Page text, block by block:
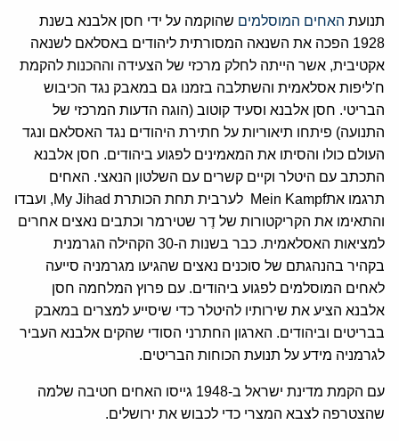
תנועת האחים המוסלמים שהוקמה על ידי חסן אלבנא בשנת
1928 הפכה את השנאה המסורתית ליהודים באסלאם לשנאה
אקטיבית, אשר הייתה לחלק מרכזי של הצעידה וההכנות להקמת
ח'ליפות אסלאמית והשתלבה בזמנו גם במאבק נגד הכיבוש
הבריטי. חסן אלבנא וסעיד קוטוב (הוגה הדעות המרכזי של
התנועה) פיתחו תיאוריות על חתירת היהודים נגד האסלאם ונגד
העולם כולו והסיתו את המאמינים לפגוע ביהודים. חסן אלבנא
התכתב עם היטלר וקיים קשרים עם השלטון הנאצי. האחים
תרגמו אתMein Kampf לערבית תחת הכותרת My Jihad, ועבדו
והתאימו את הקריקטורות של דֶר שטירמר וכתבים נאצים אחרים
למציאות האסלאמית. כבר בשנות ה-30 הקהילה הגרמנית
בקהיר בהנהגתם של סוכנים נאצים שהגיעו מגרמניה סייעה
לאחים המוסלמים לפגוע ביהודים. עם פרוץ המלחמה חסן
אלבנא הציע את שירותיו להיטלר כדי שיסייע למצרים במאבק
בבריטים וביהודים. הארגון החתרני הסודי שהקים אלבנא העביר
לגרמניה מידע על תנועת הכוחות הבריטים.
עם הקמת מדינת ישראל ב-1948 גייסו האחים חטיבה שלמה
שהצטרפה לצבא המצרי כדי לכבוש את ירושלים.